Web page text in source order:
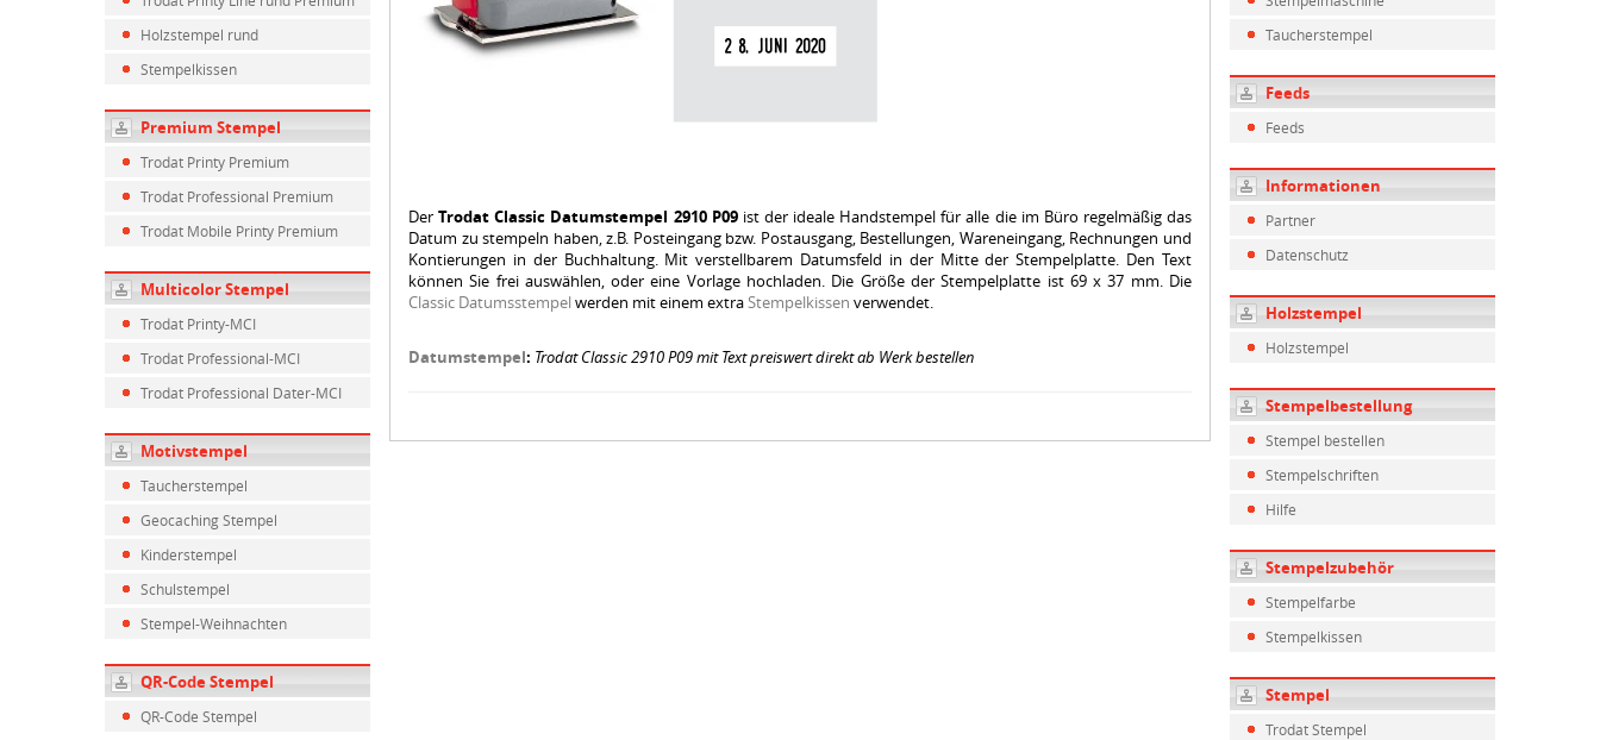
Holzstempel rund
Stempelkissen
Premium Stempel
Trodat Printy Premium
Trodat Professional Premium
Trodat Mobile Printy Premium
Multicolor Stempel
Trodat Printy-MCI
Trodat Professional-MCI
Trodat Professional Dater-MCI
Motivstempel
Taucherstempel
Geocaching Stempel
Kinderstempel
Schulstempel
Stempel-Weihnachten
QR-Code Stempel
QR-Code Stempel
DerTrodat Classic Datumstempel 2910 P09 ist der ideale Handstempel für alle die im Büro regelmäßig das
Datum zu stempeln haben, z.B. Posteingang bzw. Postausgang, Bestellungen, Wareneingang, Rechnungen und
Kontierungen in der Buchhaltung. Mit verstellbarem Datumsfeld in der Mitte der Stempelplatte. Den Text
können Sie frei auswählen, oder eine Vorlage hochladen. Die Größe der Stempelplatte ist 69 x 37 mm. Die
Classic Datumsstempel werden mit einem extraStempelkissen verwendet.
Datumstempel: Trodat Classic 2910 P09 mit Text preiswert direkt ab Werk bestellen
Taucherstempel
Feeds
Feeds
Informationen
Partner
Datenschutz
Holzstempel
Holzstempel
Stempelbestellung
Stempel bestellen
Stempelschriften
Hilfe
Stempelzubehör
Stempelfarbe
Stempelkissen
Stempel
Trodat Stempel